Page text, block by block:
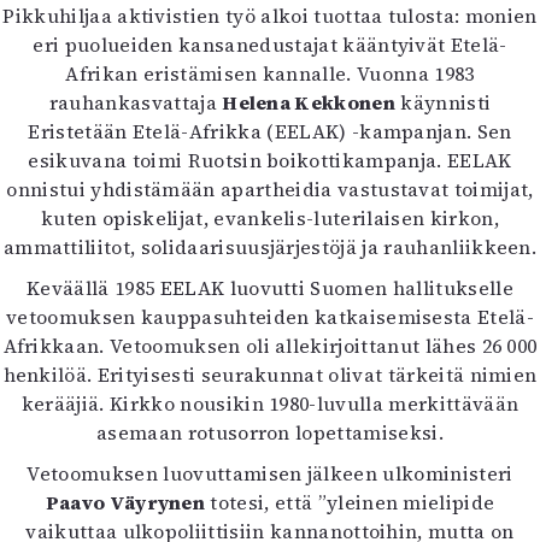
Pikkuhiljaa aktivistien työ alkoi tuottaa tulosta: monien
eri puolueiden kansanedustajat kääntyivät Etelä-
Afrikan eristämisen kannalle. Vuonna 1983
rauhankasvattajaHelena Kekkonenkäynnisti
Eristetään Etelä-Afrikka (EELAK) -kampanjan. Sen
esikuvana toimi Ruotsin boikottikampanja. EELAK
onnistui yhdistämään apartheidia vastustavat toimijat,
kuten opiskelijat, evankelis-luterilaisen kirkon,
ammattiliitot, solidaarisuusjärjestöjä ja rauhanliikkeen.
Keväällä 1985 EELAK luovutti Suomen hallitukselle
vetoomuksen kauppasuhteiden katkaisemisesta Etelä-
Afrikkaan. Vetoomuksen oli allekirjoittanut lähes 26 000
henkilöä. Erityisesti seurakunnat olivat tärkeitä nimien
kerääjiä. Kirkko nousikin 1980-luvulla merkittävään
asemaan rotusorron lopettamiseksi.
Vetoomuksen luovuttamisen jälkeen ulkoministeri
Paavo Väyrynentotesi, että ”yleinen mielipide
vaikuttaa ulkopoliittisiin kannanottoihin, mutta on